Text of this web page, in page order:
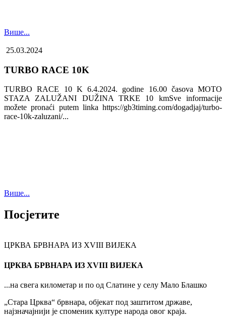
Више...
25.03.2024
TURBO RACE 10K
TURBO RACE 10 K 6.4.2024. godine 16.00 časova MOTO
STAZA ZALUŽANI DUŽINA TRKE 10 kmSve informacije
možete pronaći putem linka https://gb3timing.com/dogadjaj/turbo-
race-10k-zaluzani/...
Више...
Посјетите
ЦРКВА БРВНАРА ИЗ XVIII ВИЈЕКА
ЦРКВА БРВНАРА ИЗ XVIII ВИЈЕКА
...на свега километар и по од Слатине у селу Мало Блашко
„Стара Црква“ брвнара, објекат под заштитом државе,
најзначајнији је споменик културе народа овог краја.